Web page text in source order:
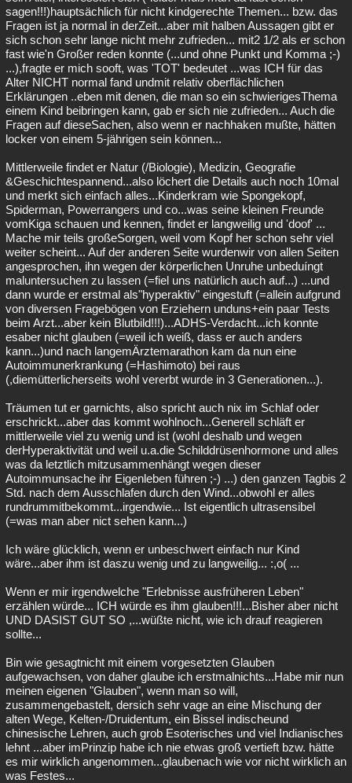
sagen!!!)hauptsächlich für nicht kindgerechte Themen... bzw. das
Fragen ist ja normal in derZeit...aber mit halben Aussagen gibt er
sich schon sehr lange nicht mehr zufrieden... mit2 1/2 als er schon
fast wie'n Großer reden konnte (...und ohne Punkt und Komma ;-)
...),fragte er mich sooft, was 'TOT' bedeutet ...was ICH für das
Alter NICHT normal fand undmit relativ oberflächlichen
Erklärungen ..eben mit denen, die man so ein schwierigesThema
einem Kind beibringen kann, gab er sich nie zufrieden... Auch die
Fragen auf dieseSachen, also wenn er nachhaken mußte, hätten
locker von einem 5-jährigen sein können...
Mittlerweile findet er Natur (/Biologie), Medizin, Geografie
&Geschichtespannend...also löchert die Details auch noch 10mal
und merkt sich einfach alles...Kinderkram wie Spongekopf,
Spiderman, Powerrangers und co...was seine kleinen Freunde
vomKiga schauen und kennen, findet er langweilig und 'doof' ...
Mache mir teils großeSorgen, weil vom Kopf her schon sehr viel
weiter scheint... Auf der anderen Seite wurdenwir von allen Seiten
angesprochen, ihn wegen der körperlichen Unruhe unbeduíngt
maluntersuchen zu lassen (=fiel uns natürlich auch auf...) ...und
dann wurde er erstmal als"hyperaktiv" eingestuft (=allein aufgrund
von diversen Fragebögen von Erziehern unduns+ein paar Tests
beim Arzt...aber kein Blutbild!!!)...ADHS-Verdacht...ich konnte
esaber nicht glauben (=weil ich weiß, dass er auch anders
kann...)und nach langemÄrztemarathon kam da nun eine
Autoimmunerkrankung (=Hashimoto) bei raus
(,diemütterlicherseits wohl vererbt wurde in 3 Generationen...).
Träumen tut er garnichts, also spricht auch nix im Schlaf oder
erschrickt...aber das kommt wohlnoch...Generell schläft er
mittlerweile viel zu wenig und ist (wohl deshalb und wegen
derHyperaktivität und weil u.a.die Schilddrüsenhormone und alles
was da letztlich mitzusammenhängt wegen dieser
Autoimmunsache ihr Eigenleben führen ;-) ...) den ganzen Tagbis 2
Std. nach dem Ausschlafen durch den Wind...obwohl er alles
rundrummitbekommt...irgendwie... Ist eigentlich ultrasensibel
(=was man aber nict sehen kann...)
Ich wäre glücklich, wenn er unbeschwert einfach nur Kind
wäre...aber ihm ist daszu wenig und zu langweilig... :,o( ...
Wenn er mir irgendwelche "Erlebnisse ausfrüheren Leben"
erzählen würde... ICH würde es ihm glauben!!!...Bisher aber nicht
UND DASIST GUT SO ,...wüßte nicht, wie ich drauf reagieren
sollte...
Bin wie gesagtnicht mit einem vorgesetzten Glauben
aufgewachsen, von daher glaube ich erstmalnichts...Habe mir nun
meinen eigenen "Glauben", wenn man so will,
zusammengebastelt, dersich sehr vage an eine Mischung der
alten Wege, Kelten-/Druidentum, ein Bissel indischeund
chinesische Lehren, auch grob Esoterisches und viel Indianisches
lehnt ...aber imPrinzip habe ich nie etwas groß vertieft bzw. hätte
es mir wirklich angenommen...glaubenach wie vor nicht wirklich an
was Festes...